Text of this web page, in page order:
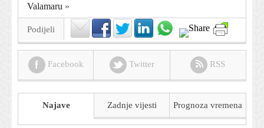
Valamaru »
Podijeli
Facebook Twitter RSS
Najave Zadnje vijesti Prognoza vremena